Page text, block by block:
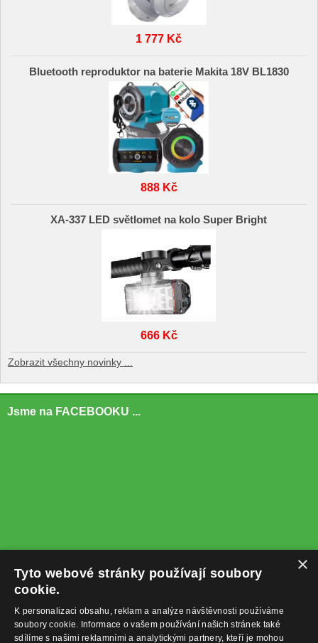
1 777 Kč
Bluetooth reproduktor na baterie Makita 18V BL1830
888 Kč
XA-337 LED světlomet na kolo Super Bright
666 Kč
Zobrazit všechny novinky ...
Jsme na FACEBOOKU ...
×
Tyto webové stránky používají soubory
cookie.
K personalizaci obsahu, reklam a analýze návštěvnosti používáme
soubory cookie. Informace o vašem používání našich stránek také
sdílíme s našimi reklamními a analytickými partnery, kteří je mohou